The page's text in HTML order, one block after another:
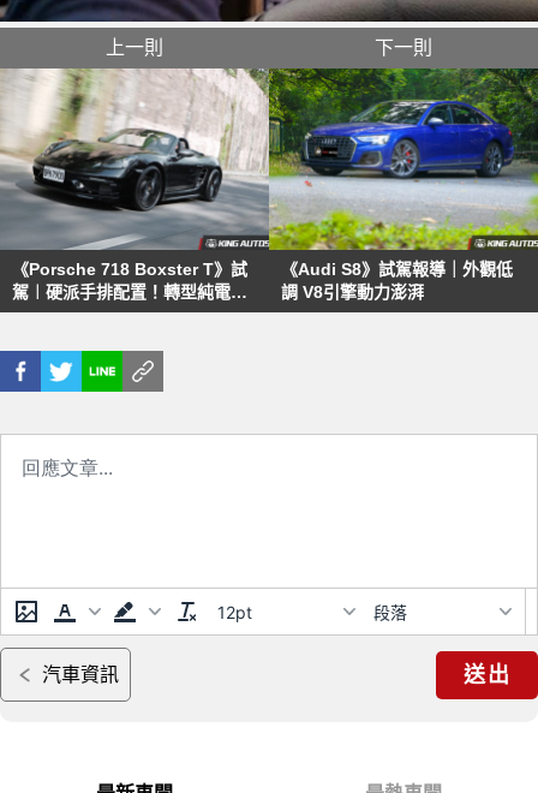
上一則
《Porsche 718 Boxster T》試
駕︱硬派手排配置！轉型純電跑
車前的最後激情
下一則
《Audi S8》試駕報導｜外觀低
調 V8引擎動力澎湃
12pt 段落
汽車資訊 送出